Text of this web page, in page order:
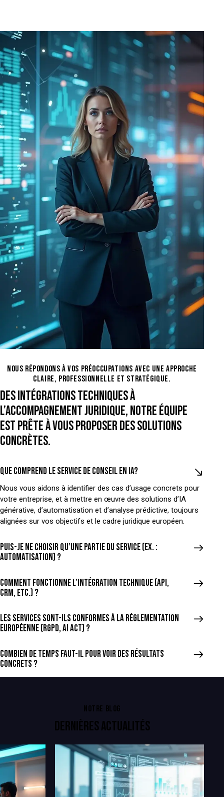
NOUS RÉPONDONS À VOS PRÉOCCUPATIONS AVEC UNE APPROCHE
CLAIRE, PROFESSIONNELLE ET STRATÉGIQUE.
DES INTÉGRATIONS TECHNIQUES À
L’ACCOMPAGNEMENT JURIDIQUE, NOTRE ÉQUIPE
EST PRÊTE À VOUS PROPOSER DES SOLUTIONS
CONCRÈTES.
Que comprend le service de conseil en IA?
Nous vous aidons à identifier des cas d’usage concrets pour
votre entreprise, et à mettre en œuvre des solutions d’IA
générative, d’automatisation et d’analyse prédictive, toujours
alignées sur vos objectifs et le cadre juridique européen.
Puis-je ne choisir qu’une partie du service (ex. :
automatisation) ?
Comment fonctionne l’intégration technique (API,
CRM, etc.) ?
Les services sont-ils conformes à la réglementation
européenne (RGPD, AI Act) ?
Combien de temps faut-il pour voir des résultats
concrets ?
NOTRE BLOG
DERNIÈRES ACTUALITÉS